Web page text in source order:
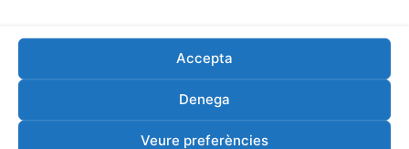
Accepta
Denega
Veure preferències
orientación, ya sea que esté buscando muebles en Muebles
Tous, Muebles Jorba, Muebles Sant Martí de Tous, o
Muebles Òdena.
5. Consejos Prácticos para Lograr